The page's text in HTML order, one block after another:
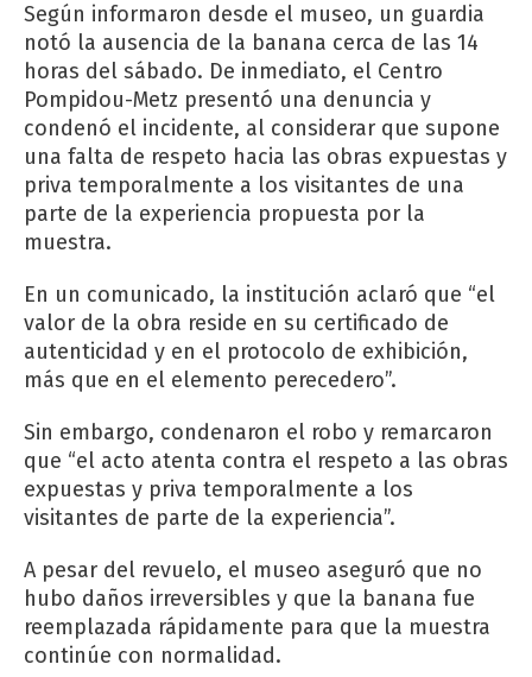
Según informaron desde el museo, un guardia
notó la ausencia de la banana cerca de las 14
horas del sábado. De inmediato, el Centro
Pompidou-Metz presentó una denuncia y
condenó el incidente, al considerar que supone
una falta de respeto hacia las obras expuestas y
priva temporalmente a los visitantes de una
parte de la experiencia propuesta por la
muestra.
En un comunicado, la institución aclaró que “el
valor de la obra reside en su certificado de
autenticidad y en el protocolo de exhibición,
más que en el elemento perecedero”.
Sin embargo, condenaron el robo y remarcaron
que “el acto atenta contra el respeto a las obras
expuestas y priva temporalmente a los
visitantes de parte de la experiencia”.
A pesar del revuelo, el museo aseguró que no
hubo daños irreversibles y que la banana fue
reemplazada rápidamente para que la muestra
continúe con normalidad.